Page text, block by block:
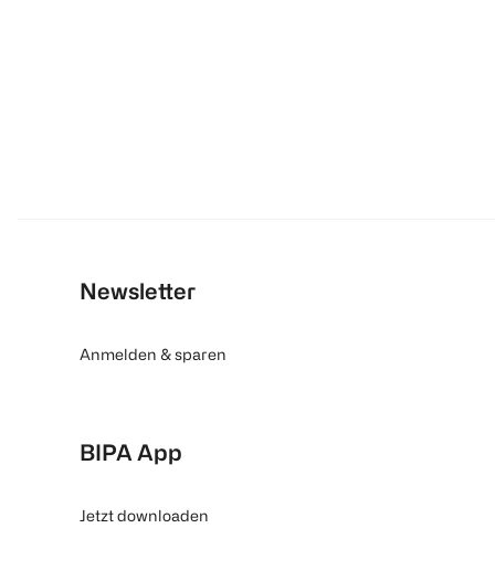
Newsletter
Anmelden & sparen
BIPA App
Jetzt downloaden